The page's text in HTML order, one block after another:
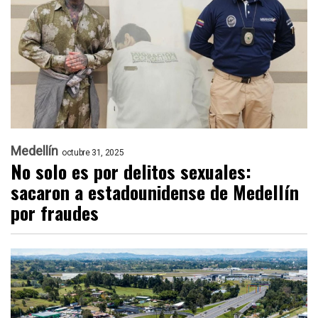
Medellín octubre 31, 2025
No solo es por delitos sexuales:
sacaron a estadounidense de Medellín
por fraudes